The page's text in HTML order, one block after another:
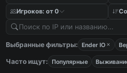
Игроков: от 0
Выбранные фильтры: Ender IO
Часто ищут: Популярные